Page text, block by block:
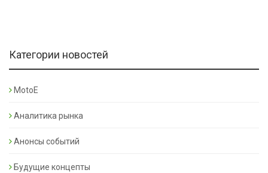
Категории новостей
MotoE
Аналитика рынка
Анонсы событий
Будущие концепты